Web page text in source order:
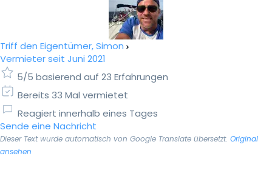
Triff den Eigentümer, Simon
Vermieter seit Juni 2021
5/5 basierend auf 23 Erfahrungen
Bereits 33 Mal vermietet
Reagiert innerhalb eines Tages
Sende eine Nachricht
Dieser Text wurde automatisch von Google Translate übersetzt. Original
ansehen